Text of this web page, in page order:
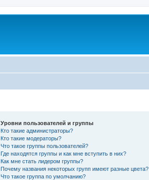
Уровни пользователей и группы
Кто такие администраторы?
Кто такие модераторы?
Что такое группы пользователей?
Где находятся группы и как мне вступить в них?
Как мне стать лидером группы?
Почему названия некоторых групп имеют разные цвета?
Что такое группа по умолчанию?